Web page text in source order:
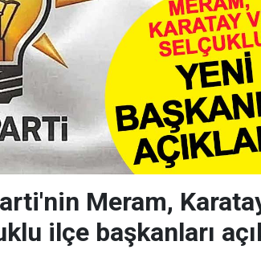
Meram,
ilçe başkanları